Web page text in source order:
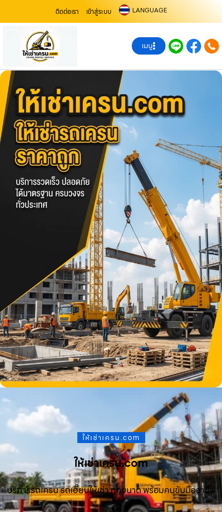
ติดต่อเรา เข้าสู่ระบบ LANGUAGE
เมนู
ให้เช่าเครน.com
ให้เช่าเครน.com
บริการรถเครน รถเฮี๊ยบให้เช่า ทุกขนาด พร้อมคนขับมืออาชีพ